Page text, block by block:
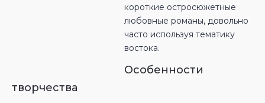
короткие остросюжетные
любовные романы, довольно
часто используя тематику
востока.
Особенности
творчества